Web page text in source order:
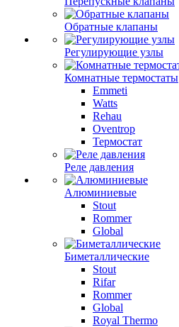
Обратные клапаны
Регулирующие узлы
Комнатные термостаты
Emmeti
Watts
Rehau
Oventrop
Термостат
Реле давления
Алюминиевые
Stout
Rommer
Global
Биметаллические
Stout
Rifar
Rommer
Global
Royal Thermo